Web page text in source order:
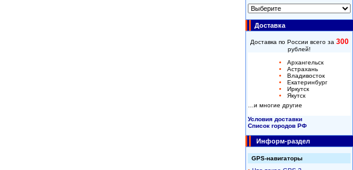
Доставка
Доставка по России всего за 300
рублей!
Архангельск
Астрахань
Владивосток
Екатеринбург
Иркутск
Якутск
…и многие другие
Условия доставки
Список городов РФ
Информ-раздел
GPS-навигаторы